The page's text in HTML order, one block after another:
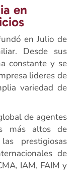
en
en Julio de
Desde sus
constante y se
lideres de
variedad de
de agentes
más altos de
prestigiosas
de
IAM, FAIM y